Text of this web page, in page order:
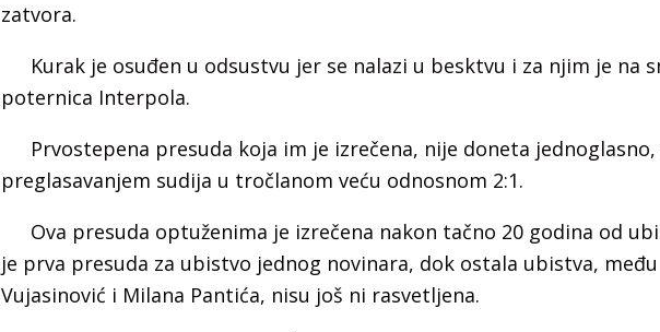
zatvora.
Kurak je osuđen u odsustvu jer se nalazi u besktvu i za njim je na
poternica Interpola.
Prvostepena presuda koja im je izrečena, nije doneta jednoglasno,
preglasavanjem sudija u tročlanom veću odnosnom 2:1.
Ova presuda optuženima je izrečena nakon tačno 20 godina od
je prva presuda za ubistvo jednog novinara, dok ostala ubistva,
Vujasinović i Milana Pantića, nisu još ni rasvetljena.